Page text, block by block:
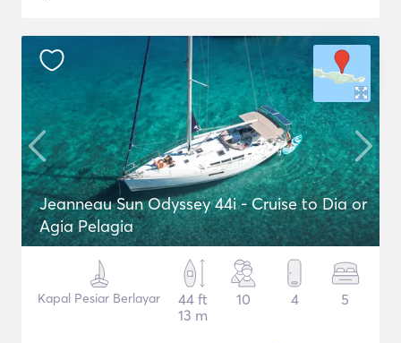
Jeanneau Sun Odyssey 44i - Cruise to Dia or
Agia Pelagia
Kapal Pesiar Berlayar
44 ft
13 m
10 4 5